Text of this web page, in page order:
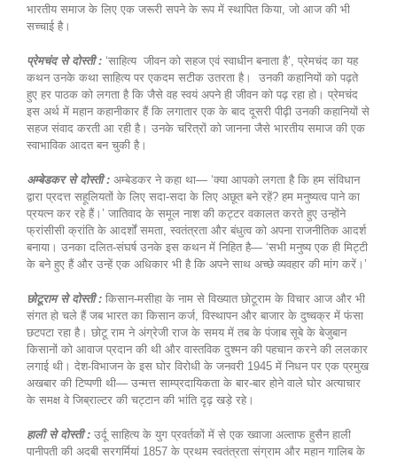
भारतीय समाज के लिए एक जरूरी सपने के रूप में स्थापित किया, जो आज की भी
सच्चाई है।
प्रेमचंद से दोस्ती : ‘साहित्य जीवन को सहज एवं स्वाधीन बनाता है’, प्रेमचंद का यह
कथन उनके कथा साहित्य पर एकदम सटीक उतरता है। उनकी कहानियों को पढ़ते
हुए हर पाठक को लगता है कि जैसे वह स्वयं अपने ही जीवन को पढ़ रहा हो। प्रेमचंद
इस अर्थ में महान कहानीकार हैं कि लगातार एक के बाद दूसरी पीढ़ी उनकी कहानियों से
सहज संवाद करती आ रही है। उनके चरित्रों को जानना जैसे भारतीय समाज की एक
स्वाभाविक आदत बन चुकी है।
अम्बेडकर से दोस्ती : अम्बेडकर ने कहा था— ‘क्या आपको लगता है कि हम संविधान
द्वारा प्रदत्त सहूलियतों के लिए सदा-सदा के लिए अछूत बने रहें? हम मनुष्यत्व पाने का
प्रयत्न कर रहे हैं।’ जातिवाद के समूल नाश की कट्टर वकालत करते हुए उन्होंने
फ्रांसीसी क्रांति के आदर्शों समता, स्वतंत्रता और बंधुत्व को अपना राजनीतिक आदर्श
बनाया। उनका दलित-संघर्ष उनके इस कथन में निहित है— ‘सभी मनुष्य एक ही मिट्टी
के बने हुए हैं और उन्हें एक अधिकार भी है कि अपने साथ अच्छे व्यवहार की मांग करें।’
छोटूराम से दोस्ती : किसान-मसीहा के नाम से विख्यात छोटूराम के विचार आज और भी
संगत हो चले हैं जब भारत का किसान कर्ज, विस्थापन और बाजार के दुष्चक्र में फंसा
छटपटा रहा है। छोटू राम ने अंग्रेजी राज के समय में तब के पंजाब सूबे के बेजुबान
किसानों को आवाज प्रदान की थी और वास्तविक दुश्मन की पहचान करने की ललकार
लगाई थी। देश-विभाजन के इस घोर विरोधी के जनवरी 1945 में निधन पर एक प्रमुख
अखबार की टिप्पणी थी— उन्मत्त साम्प्रदायिकता के बार-बार होने वाले घोर अत्याचार
के समक्ष वे जिब्राल्टर की चट्टान की भांति दृढ़ खड़े रहे।
हाली से दोस्ती : उर्दू साहित्य के युग प्रवर्तकों में से एक ख्वाजा अल्ताफ हुसैन हाली
पानीपती की अदबी सरगर्मियां 1857 के प्रथम स्वतंत्रता संग्राम और महान गालिब के